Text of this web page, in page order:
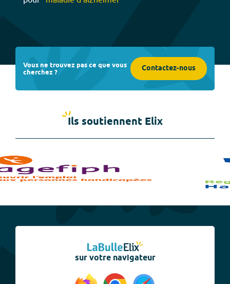
Vous ne trouvez pas ce que vous
cherchez ? Contactez-nous
Ils soutiennent Elix
sur votre navigateur